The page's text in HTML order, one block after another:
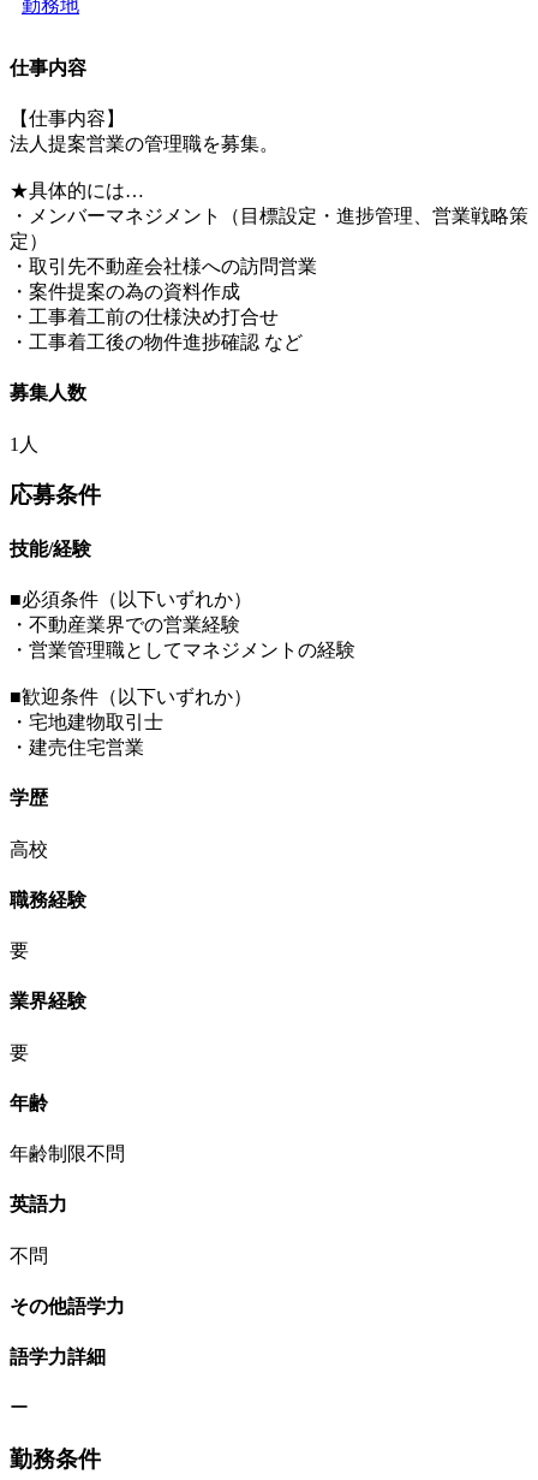
勤務地
仕事内容
【仕事内容】
法人提案営業の管理職を募集。
★具体的には…
・メンバーマネジメント（目標設定・進捗管理、営業戦略策
定）
・取引先不動産会社様への訪問営業
・案件提案の為の資料作成
・工事着工前の仕様決め打合せ
・工事着工後の物件進捗確認 など
募集人数
1人
応募条件
技能/経験
■必須条件（以下いずれか）
・不動産業界での営業経験
・営業管理職としてマネジメントの経験
■歓迎条件（以下いずれか）
・宅地建物取引士
・建売住宅営業
学歴
高校
職務経験
要
業界経験
要
年齢
年齢制限不問
英語力
不問
その他語学力
語学力詳細
ー
勤務条件